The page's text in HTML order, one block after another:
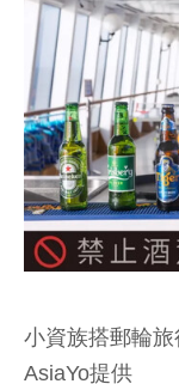
小資族搭郵輪旅
AsiaYo提供